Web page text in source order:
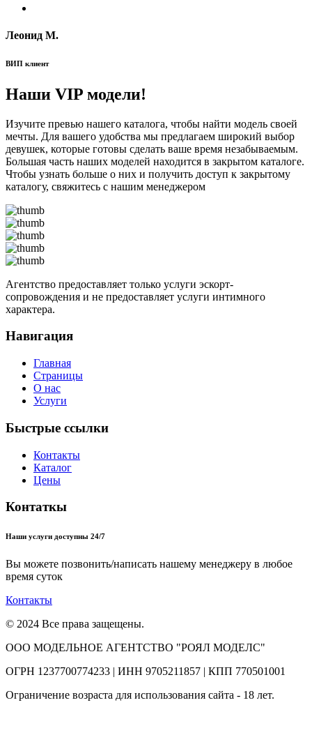
Леонид М.
ВИП клиент
Наши VIP модели!
Изучите превью нашего каталога, чтобы найти модель своей
мечты. Для вашего удобства мы предлагаем широкий выбор
девушек, которые готовы сделать ваше время незабываемым.
Большая часть наших моделей находится в закрытом каталоге.
Чтобы узнать больше о них и получить доступ к закрытому
каталогу, свяжитесь с нашим менеджером
Агентство предоставляет только услуги эскорт-
сопровождения и не предоставляет услуги интимного
характера.
Навигация
Главная
Страницы
О нас
Услуги
Быстрые ссылки
Контакты
Каталог
Цены
Контаткы
Наши услуги доступны 24/7
Вы можете позвонить/написать нашему менеджеру в любое
время суток
Контакты
© 2024 Все права защещены.
ООО МОДЕЛЬНОЕ АГЕНТСТВО "РОЯЛ МОДЕЛС"
ОГРН 1237700774233 | ИНН 9705211857 | КПП 770501001
Ограничение возраста для использования сайта - 18 лет.